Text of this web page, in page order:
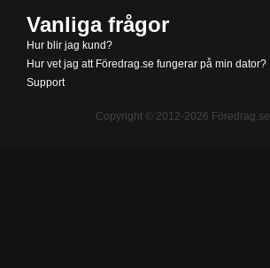
Vanliga frågor
Hur blir jag kund?
Hur vet jag att Föredrag.se fungerar på min dator?
Support
Copyright © 2012-2026 Föredrag.se